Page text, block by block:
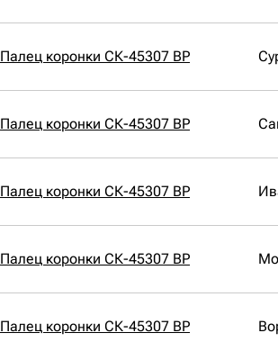
Палец коронки СК-45307 BP
Палец коронки СК-45307 BP
Палец коронки СК-45307 BP
Палец коронки СК-45307 BP
Палец коронки СК-45307 BP